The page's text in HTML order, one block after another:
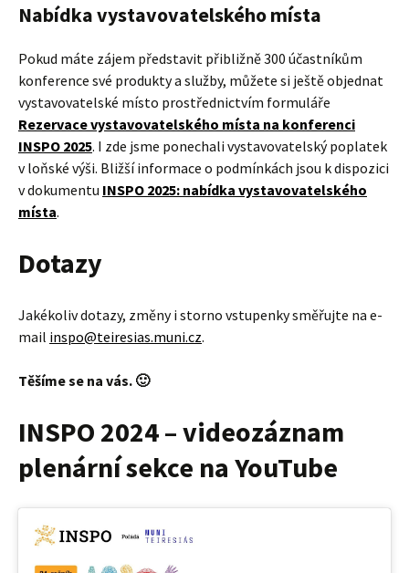
Nabídka vystavovatelského místa
Pokud máte zájem představit přibližně 300 účastníkům
konference své produkty a služby, můžete si ještě objednat
vystavovatelské místo prostřednictvím formuláře
Rezervace vystavovatelského místa na konferenci
INSPO 2025. I zde jsme ponechali vystavovatelský poplatek
v loňské výši. Bližší informace o podmínkách jsou k dispozici
v dokumentu INSPO 2025: nabídka vystavovatelského
místa.
Dotazy
Jakékoliv dotazy, změny i storno vstupenky směřujte na e-
mail inspo@teiresias.muni.cz.
Těšíme se na vás. 🙂
INSPO 2024 – videozáznam
plenární sekce na YouTube